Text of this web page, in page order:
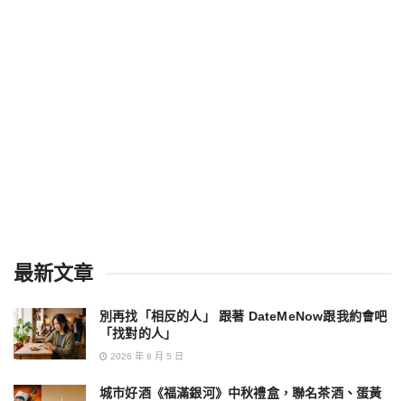
最新文章
別再找「相反的人」 跟著 DateMeNow跟我約會吧
「找對的人」
2026 年 8 月 5 日
城市好酒《福滿銀河》中秋禮盒，聯名茶酒、蛋黃